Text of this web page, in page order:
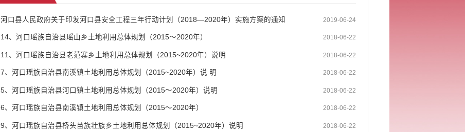
河口县人民政府关于印发河口县安全工程三年行动计划（2018—2020年）实施方案的通知 2019-06-24
14、河口瑶族自治县瑶山乡土地利用总体规划（2015～2020年） 2018-06-22
11、河口瑶族自治县老范寨乡土地利用总体规划（2015~2020年）说明 2018-06-22
7、河口瑶族自治县南溪镇土地利用总体规划（2015~2020年）说 明 2018-06-22
5、河口瑶族自治县河口镇土地利用总体规划（2015～2020年）说明 2018-06-22
6、河口瑶族自治县南溪镇土地利用总体规划（2015～2020年） 2018-06-22
9、河口瑶族自治县桥头苗族壮族乡土地利用总体规划（2015~2020年）说明 2018-06-22